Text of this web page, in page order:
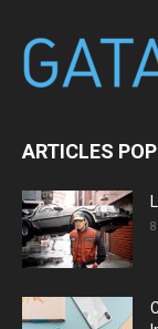
ARTICLES